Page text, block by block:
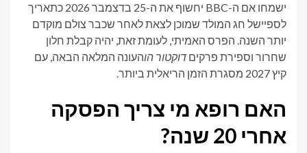
ישמחו אם ה-BBC יחשוף את ה-25 בדצמבר 2026 כתאריך
לספיישל חג המולד שמוכן לצאת לאחר שכבר צולם מוקדם
יותר השנה. הפרס האמיתי, לעומת זאת, יהיה קבלת חלון
שחרור וספירת פרקיםדוקטור הוהעונה המלאה הבאה, עם
קיץ 2027 מסגרת הזמן הריאלית ביותר.
האם רופא מי צריך הפסקה
אחרי 20 שנה?